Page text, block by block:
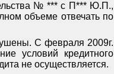
№ *** с П*** Ю.П.,
объеме отвечать по
С февраля 2009г.
условий кредитного
не осуществляется.